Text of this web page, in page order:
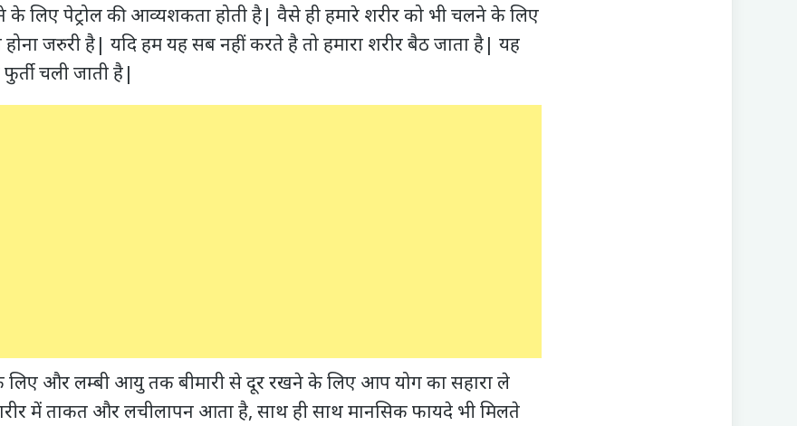
के लिए पेट्रोल की आव्यशकता होती है| वैसे ही हमारे शरीर को भी चलने के लिए
होना जरुरी है| यदि हम यह सब नहीं करते है तो हमारा शरीर बैठ जाता है| यह
चली जाती है|
लिए और लम्बी आयु तक बीमारी से दूर रखने के लिए आप योग का सहारा ले
में ताकत और लचीलापन आता है, साथ ही साथ मानसिक फायदे भी मिलते